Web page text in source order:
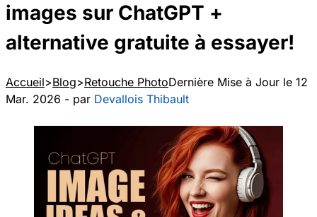
images sur ChatGPT +
alternative gratuite à essayer!
Accueil Blog Retouche PhotoDernière Mise à Jour le 12
Mar. 2026 - par Devallois Thibault